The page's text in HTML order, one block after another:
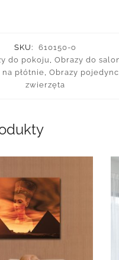
SKU:
610150-o
do pokoju , Obrazy do
płótnie, Obrazy
zwierzęta